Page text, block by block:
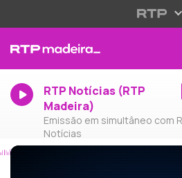
RTP Notícias (RTP
Madeira)
Emissão em simultâneo com
Notícias